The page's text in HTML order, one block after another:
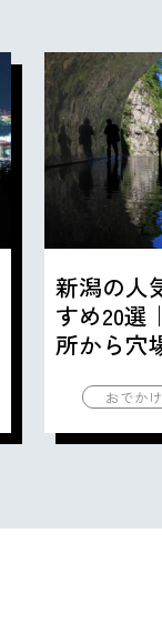
新潟の人
すめ20選
所から穴
おでか